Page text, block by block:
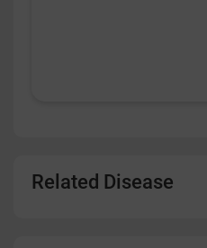
Related Disease